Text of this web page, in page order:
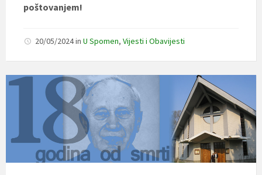
poštovanjem!
20/05/2024in U Spomen, Vijesti i Obavijesti